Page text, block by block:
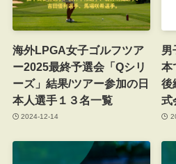
海外LPGA女子ゴルフツア
ー2025最終予選会「Qシリ
ーズ」結果/ツアー参加の日
本人選手１３名一覧
2024-12-14
男
本
後
式